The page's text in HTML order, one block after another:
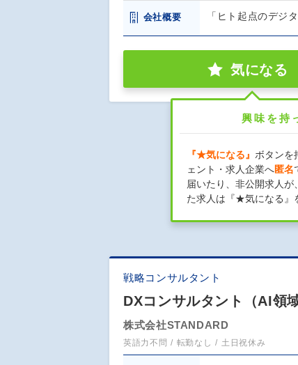
会社概要 「ヒト起点のデジ
気になる
興味を持
『★気になる』 ボタンを
ェント・求人企業へ匿名
届いたり、非公開求人
た求人は『★気になる』
戦略コンサルタント
DXコンサルタント（AI領
株式会社STANDARD
英語力不問 転勤なし 土日祝休み